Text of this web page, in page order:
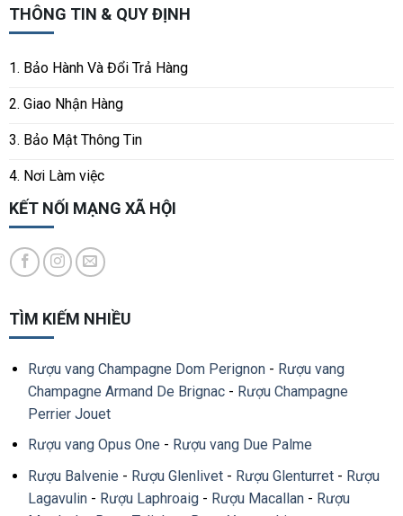
THÔNG TIN & QUY ĐỊNH
1. Bảo Hành Và Đổi Trả Hàng
2. Giao Nhận Hàng
3. Bảo Mật Thông Tin
4. Nơi Làm việc
KẾT NỐI MẠNG XÃ HỘI
TÌM KIẾM NHIỀU
Rượu vang Champagne Dom Perignon- Rượu vang
Champagne Armand De Brignac- Rượu Champagne
Perrier Jouet
Rượu vang Opus One - Rượu vang Due Palme
Rượu Balvenie - Rượu Glenlivet- Rượu Glenturret- Rượu
Lagavulin- Rượu Laphroaig- Rượu Macallan- Rượu